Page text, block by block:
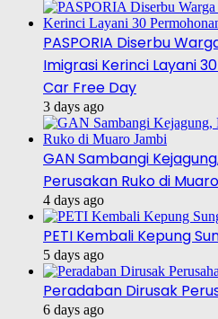
PASPORIA Diserbu
Imigrasi Kerinci Layani
Car Free Day
3 days ago
GAN Sambangi
Perusakan Ruko di
4 days ago
PETI Kembali Kepung
5 days ago
Peradaban Dirusak
6 days ago